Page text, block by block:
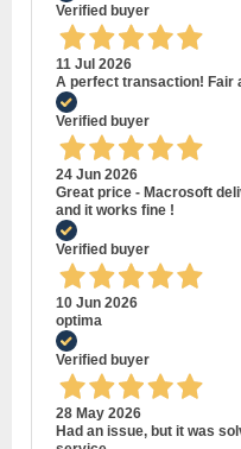
Verified buyer
11 Jul 2026
A perfect transaction! Fair
Verified buyer
24 Jun 2026
Great price - Macrosoft
and it works fine !
Verified buyer
10 Jun 2026
optima
Verified buyer
28 May 2026
Had an issue, but it was